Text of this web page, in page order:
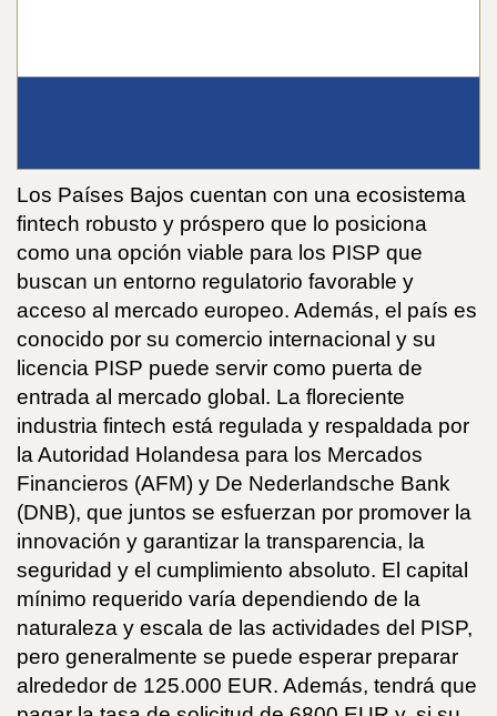
Los Países Bajos cuentan con una ecosistema
fintech robusto y próspero que lo posiciona
como una opción viable para los PISP que
buscan un entorno regulatorio favorable y
acceso al mercado europeo. Además, el país es
conocido por su comercio internacional y su
licencia PISP puede servir como puerta de
entrada al mercado global. La floreciente
industria fintech está regulada y respaldada por
la Autoridad Holandesa para los Mercados
Financieros (AFM) y De Nederlandsche Bank
(DNB), que juntos se esfuerzan por promover la
innovación y garantizar la transparencia, la
seguridad y el cumplimiento absoluto. El capital
mínimo requerido varía dependiendo de la
naturaleza y escala de las actividades del PISP,
pero generalmente se puede esperar preparar
alrededor de 125.000 EUR. Además, tendrá que